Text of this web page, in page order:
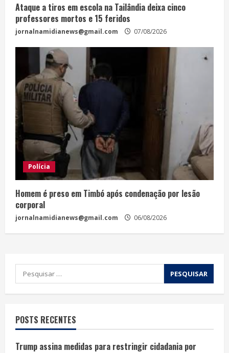
Ataque a tiros em escola na Tailândia deixa cinco
professores mortos e 15 feridos
jornalnamidianews@gmail.com 07/08/2026
Polícia
Homem é preso em Timbó após condenação por lesão
corporal
jornalnamidianews@gmail.com 06/08/2026
POSTS RECENTES
Trump assina medidas para restringir cidadania por